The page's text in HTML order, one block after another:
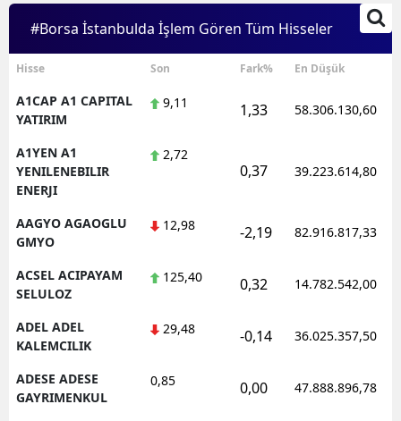
Elazığ
Erzincan
Gaziantep
Gümüşhane
Hakkari
Mersin
#Borsa İstanbulda İşlem Gören Tüm Hisseler
Hisse Son Fark% En Düşük
A1CAP A1 CAPITAL
YATIRIM
9,11 1,33 58.306.130,60
A1YEN A1
YENILENEBILIR
ENERJI
2,72
0,37 39.223.614,80
AAGYO AGAOGLU
GMYO
12,98 -2,19 82.916.817,33
ACSEL ACIPAYAM
SELULOZ
125,40 0,32 14.782.542,00
ADEL ADEL
KALEMCILIK
29,48 -0,14 36.025.357,50
ADESE ADESE
GAYRIMENKUL
0,85 0,00 47.888.896,78